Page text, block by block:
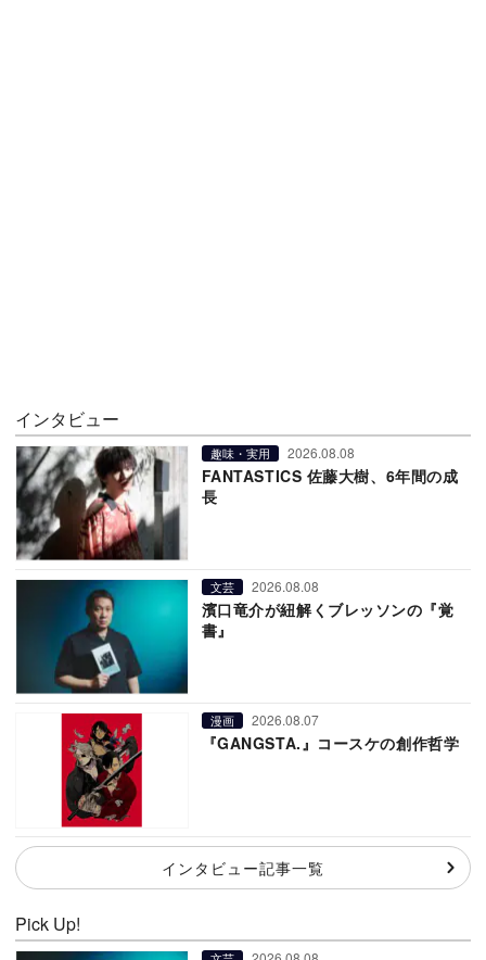
インタビュー
趣味・実用 2026.08.08
FANTASTICS 佐藤大樹、6年間の成
長
文芸 2026.08.08
濱口竜介が紐解くブレッソンの『覚
書』
漫画 2026.08.07
『GANGSTA.』コースケの創作哲学
インタビュー記事一覧
Pick Up!